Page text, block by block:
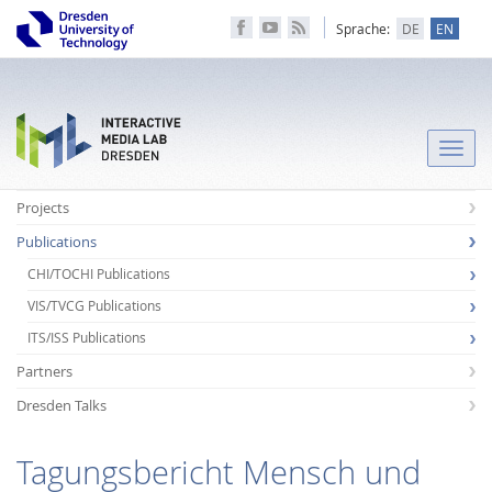
Sprache: DE EN
Toggle
Projects
Publications
CHI/TOCHI Publications
VIS/TVCG Publications
ITS/ISS Publications
Partners
Dresden Talks
Tagungsbericht Mensch und